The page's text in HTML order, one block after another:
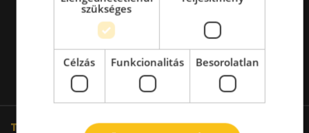
További oldalaink
szükséges
Célzás Funkcionalitás Besorolatlan